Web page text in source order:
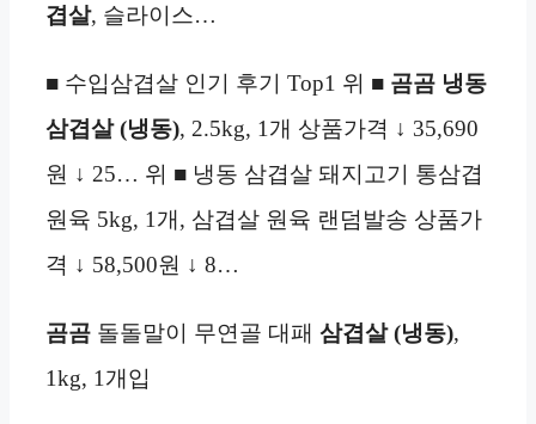
겹살, 슬라이스…
■ 수입삼겹살 인기 후기 Top1 위 ■ 곰곰 냉동
삼겹살 (냉동), 2.5kg, 1개 상품가격 ↓ 35,690
원 ↓ 25… 위 ■ 냉동 삼겹살 돼지고기 통삼겹
원육 5kg, 1개, 삼겹살 원육 랜덤발송 상품가
격 ↓ 58,500원 ↓ 8…
곰곰 돌돌말이 무연골 대패 삼겹살 (냉동),
1kg, 1개입